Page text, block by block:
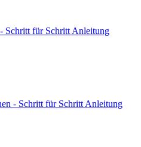
Schritt für Schritt Anleitung
- Schritt für Schritt Anleitung